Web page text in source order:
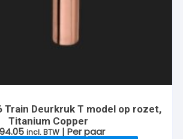
Train Deurkruk T model op rozet,
Titanium Copper
incl. BTW | Per paar